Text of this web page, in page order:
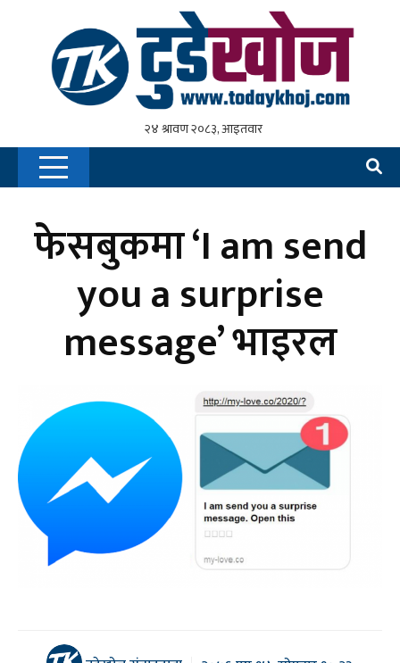
फेसबुकमा ‘I am send
you a surprise
message’ भाइरल